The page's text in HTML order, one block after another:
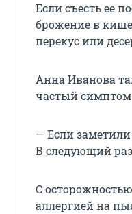
Если съесть ее
брожение в
перекус или
Анна Иванова
частый симптом
— Если заметили
В следующий
С
аллергией на